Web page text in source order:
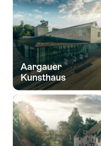
Aargauer
Kunsthaus